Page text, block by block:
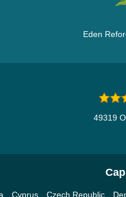
Eden
49319
Cyprus Czech Republic